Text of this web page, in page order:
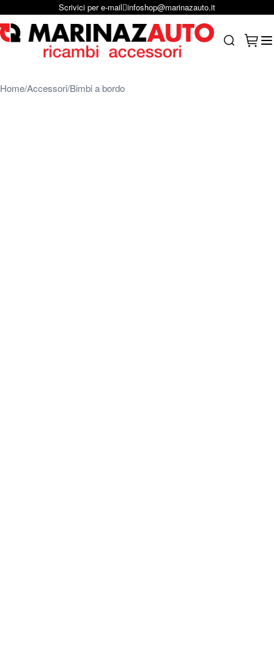
Salta al contenutoScrivici per e-mail infoshop@marinazauto.it
HomeAccessori Bimbi a bordo